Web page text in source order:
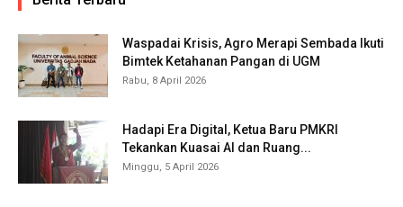
Waspadai Krisis, Agro Merapi Sembada Ikuti
Bimtek Ketahanan Pangan di UGM
Rabu, 8 April 2026
Hadapi Era Digital, Ketua Baru PMKRI
Tekankan Kuasai AI dan Ruang...
Minggu, 5 April 2026